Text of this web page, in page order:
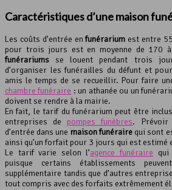
Caractéristiques d’une maison
Les coûts d’entrée enfunérarium est entre
pour trois jours est en moyenne de 170
funérariums se louent pendant trois
d’organiser les funérailles du défunt et
amis le temps de se recueillir. Pour faire
chambre funéraire : un athanée ou un
doivent se rendre à la mairie.
En fait, le tarif du funérarium peut être
entreprises de pompes funèbres. Prévoir
d’entrée dans une maison funérairequi sont
ainsi qu’un forfait pour 3 jours qui est estimé
Le tarif varie selon l’agence funéraire qui
puisque certains établissements
supplémentaire tandis que d’autres
tout compris avec des forfaits extrêmement